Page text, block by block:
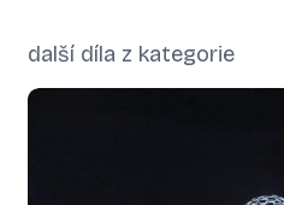
další díla z kategorie